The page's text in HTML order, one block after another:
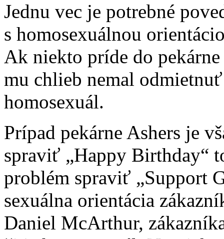
Jednu vec je potrebné
s homosexuálnou
Ak niekto príde do
mu chlieb nemal
homosexuál.
Prípad pekárne Ashers je
spraviť „Happy Birthday“
problém spraviť „Support
sexuálna orientácia
Daniel McArthur,